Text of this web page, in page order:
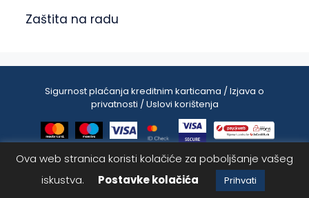
Zaštita na radu
Sigurnost plaćanja kreditnim karticama / Izjava o
privatnosti / Uslovi korištenja
2025 © ASdetailing | Sva prava zadržana
38.00KM
34.20KM
Dodaj u korpu
Ova web stranica koristi kolačiće za poboljšanje vašeg
iskustva.
Postavke kolačića Prihvati